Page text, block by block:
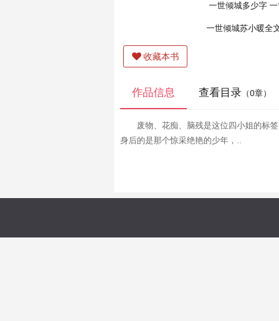
一世倾城多少字
一世倾城苏小暖全
收藏本书
作品信息 查看目录 （0章）
废物、花痴、脑残是这位四小姐的标
身后的是那个惊采绝艳的少年，..